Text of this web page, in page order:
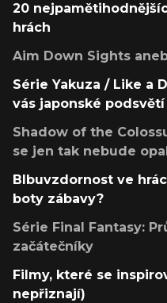
20
hrách
Aim Down Sights
Série Yakuza / Like a
vás japonské
Shadow of the
se jen tak nebude
Blbuvzdornost ve
boty zábavy?
Série Final Fantasy:
začátečníky
Filmy, které se
nepřiznají)